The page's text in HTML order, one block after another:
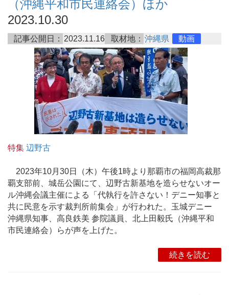
（沖縄平和市民連絡会）ほか
2023.10.30
記事公開日： 2023.11.16 取材地： 沖縄県 動画
特集 辺野古
2023年10月30日（木）午後1時より那覇市の福岡高裁那
覇支部前、城岳公園にて、辺野古新基地を造らせないオー
ル沖縄会議主催による「代執行を許さない！デニー知事と
共に民意を示す裁判所前集会」が行われた。玉城デニー
沖縄県知事、高良鉄美 参院議員、北上田毅氏（沖縄平和
市民連絡会）らが声を上げた。
続きを読む